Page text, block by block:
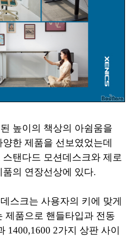
높이의 책상의 아쉼움을
한 제품을 선보였었는데
탠다드 모션데스크와 제로
의 연장선상에 있다.
스크는 사용자의 키에 맞게
제품으로 핸들타입과 전동
1400,1600 2가지 상판 사이